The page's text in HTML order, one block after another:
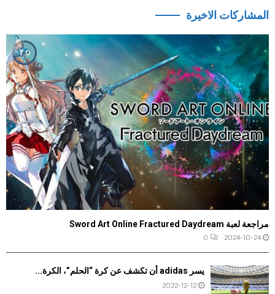
المشاركات الاخيرة
مراجعة لعبة Sword Art Online Fractured Daydream
2024-10-24
0
7.0
يسر adidas أن تكشف عن كرة “الحلم”، الكرة...
2022-12-12